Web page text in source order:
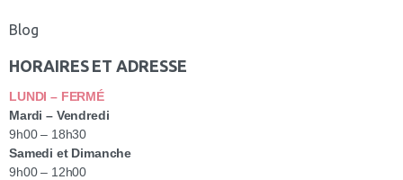
Blog
HORAIRES ET ADRESSE
LUNDI – FERMÉ
Mardi – Vendredi
9h00 – 18h30
Samedi et Dimanche
9h00 – 12h00